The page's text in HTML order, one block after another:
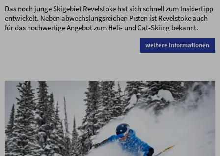
Das noch junge Skigebiet Revelstoke hat sich schnell zum Insidertipp
entwickelt. Neben abwechslungsreichen Pisten ist Revelstoke auch
für das hochwertige Angebot zum Heli- und Cat-Skiing bekannt.
weitere Informationen